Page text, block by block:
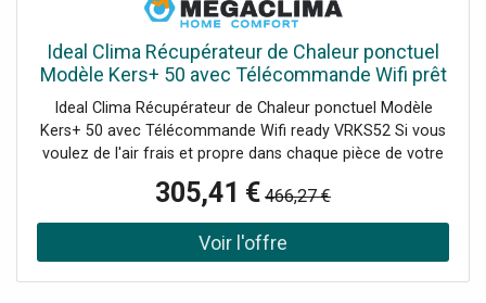
Ideal Clima Récupérateur de Chaleur ponctuel
Modèle Kers+ 50 avec Télécommande Wifi prêt
VRKS52
Ideal Clima Récupérateur de Chaleur ponctuel Modèle
Kers+ 50 avec Télécommande Wifi ready VRKS52 Si vous
voulez de l'air frais et propre dans chaque pièce de votre
Récupérateur de Chaleur KERS+ de la série Ideal Clima est
la solution parfaite. Cet appareil de ventilation mécanique
à double flux avancé est conçu pour assurer un
environnement toujours sain et confortable, en réduisant
305,41 € 466,27 €